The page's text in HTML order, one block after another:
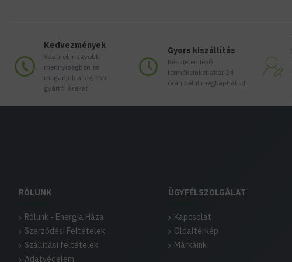
Kedvezmények
Vásárolj nagyobb
mennyiségben és
megadjuk a legjobb
gyártói árakat.
Gyors kiszállítás
Készleten lévő
termékeinket akár 24
órán belül megkaphatod!
RÓLUNK
Rólunk - Energia Háza
Szerződési Feltételek
Szállítási feltételek
Adatvédelem
ÜGYFÉLSZOLGÁLAT
Kapcsolat
Oldaltérkép
Márkáink